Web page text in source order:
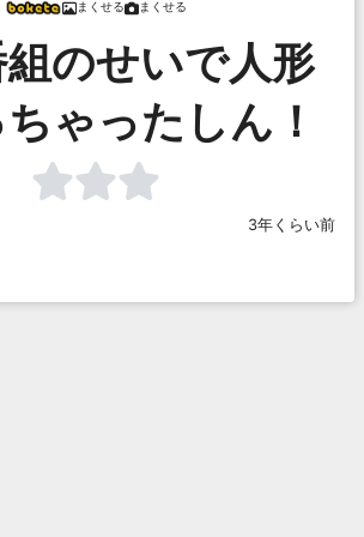
まくせる まくせる
のせいで人形
ゃったしん！
3年くらい前